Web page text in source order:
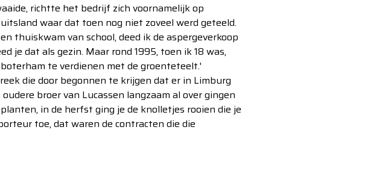
richtte het bedrijf zich voornamelijk op
waar dat toen nog niet zoveel werd geteeld.
thuiskwam van school, deed ik de aspergeverkoop
je dat als gezin. Maar rond 1995, toen ik 18 was,
te verdienen met de groenteteelt.'
die door begonnen te krijgen dat er in Limburg
broer van Lucassen langzaam al over gingen
in de herfst ging je de knolletjes rooien die je
toe, dat waren de contracten die die